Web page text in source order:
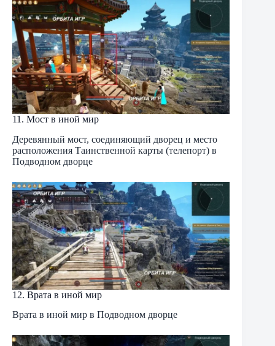
11. Мост в иной мир
Деревянный мост, соединяющий дворец и место
расположения Таинственной карты (телепорт) в
Подводном дворце
12. Врата в иной мир
Врата в иной мир в Подводном дворце